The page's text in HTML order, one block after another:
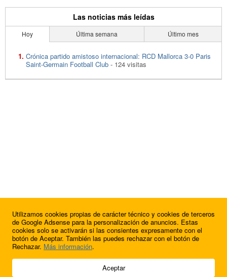
Las noticias más leídas
Hoy Última semana Último mes
Crónica partido amistoso internacional: RCD Mallorca 3-0 Paris
Saint-Germain Football Club - 124 visitas
© 2009 - 2026 Soluciones Corporativas IP, SL.
Utilizamos cookies propias de carácter técnico y cookies de terceros
de Google Adsense para la personalización de anuncios. Estas
cookies solo se activarán si las consientes expresamente con el
botón de Aceptar. También las puedes rechazar con el botón de
Rechazar. Más información.
Aceptar